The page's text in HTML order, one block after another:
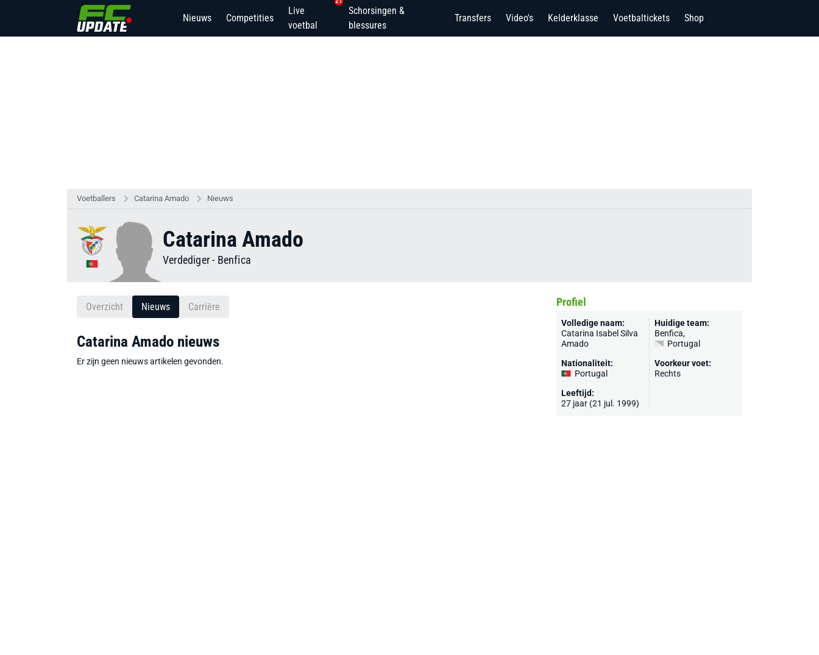
Nieuws Competities
Live
voetbal
Schorsingen &
blessures
Transfers Video's Kelderklasse Voetbaltickets Shop
Voetballers Catarina Amado Nieuws
Catarina Amado
Verdediger- Benfica
Overzicht Nieuws Carrière
Catarina Amado nieuws
Er zijn geen nieuws artikelen gevonden.
Profiel
Volledige naam:
Catarina Isabel Silva
Amado
Nationaliteit:
Portugal
Leeftijd:
27 jaar (21 jul. 1999)
Huidige team:
Benfica,
Portugal
Voorkeur voet:
Rechts